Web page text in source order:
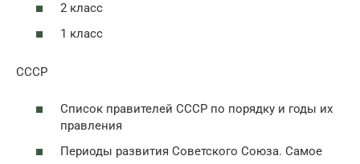
2 класс
1 класс
СССР
Список правителей СССР по порядку и годы их
правления
Периоды развития Советского Союза. Самое